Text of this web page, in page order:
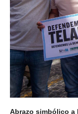
Abrazo simbólico a